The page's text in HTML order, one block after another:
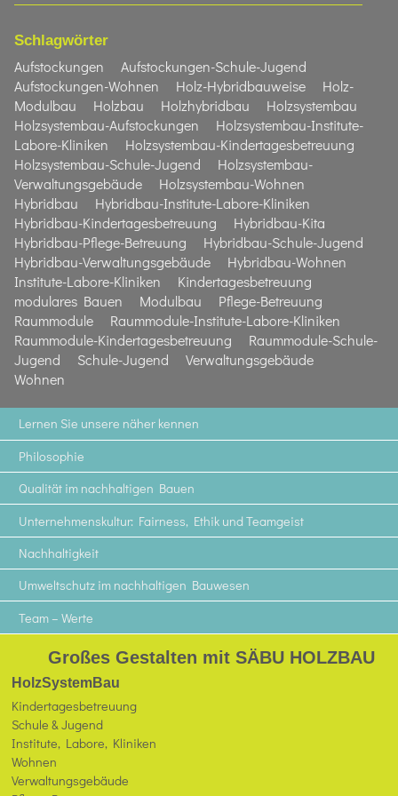
Schlagwörter
Aufstockungen
Aufstockungen-Schule-Jugend
Aufstockungen-Wohnen
Holz-Hybridbauweise
Holz-
Modulbau
Holzbau Holzhybridbau
Holzsystembau
Holzsystembau-Aufstockungen
Holzsystembau-Institute-
Labore-Kliniken
Holzsystembau-Kindertagesbetreuung
Holzsystembau-Schule-Jugend
Holzsystembau-
Verwaltungsgebäude
Holzsystembau-Wohnen
Hybridbau
Hybridbau-Institute-Labore-Kliniken
Hybridbau-Kindertagesbetreuung
Hybridbau-Kita
Hybridbau-Pflege-Betreuung
Hybridbau-Schule-Jugend
Hybridbau-Verwaltungsgebäude
Hybridbau-Wohnen
Institute-Labore-Kliniken
Kindertagesbetreuung
modulares Bauen
Modulbau
Pflege-Betreuung
Raummodule
Raummodule-Institute-Labore-Kliniken
Raummodule-Kindertagesbetreuung
Raummodule-Schule-
Jugend
Schule-Jugend
Verwaltungsgebäude
Wohnen
Lernen Sie unsere näher kennen
Philosophie
Qualität im nachhaltigen Bauen
Unternehmenskultur: Fairness, Ethik und Teamgeist
Nachhaltigkeit
Umweltschutz im nachhaltigen Bauwesen
Team – Werte
Großes Gestalten mit SÄBU HOLZBAU
HolzSystemBau
Kindertagesbetreuung
Schule & Jugend
Institute, Labore, Kliniken
Wohnen
Verwaltungsgebäude